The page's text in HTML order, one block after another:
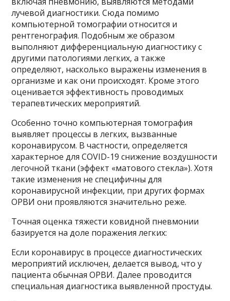
лучевой диагностики. Сюда помимо
компьютерной томографии относится и
рентгенография. Подобным же образом
выполняют дифференциальную диагностику с
другими патологиями легких, а также
определяют, насколько выражены изменения в
организме и как они происходят. Кроме этого
оценивается эффективность проводимых
терапевтических мероприятий.
Особенно точно компьютерная томография
выявляет процессы в легких, вызванные
коронавирусом. В частности, определяется
характерное для COVID-19 снижение воздушности
легочной ткани (эффект «матового стекла»). Хотя
такие изменения не специфичны для
коронавирусной инфекции, при других формах
ОРВИ они проявляются значительно реже.
Точная оценка тяжести ковидной пневмонии
базируется на доле поражения легких:
Если коронавирус в процессе диагностических
мероприятий исключен, делается вывод, что у
пациента обычная ОРВИ. Далее проводится
специальная диагностика выявленной простуды.